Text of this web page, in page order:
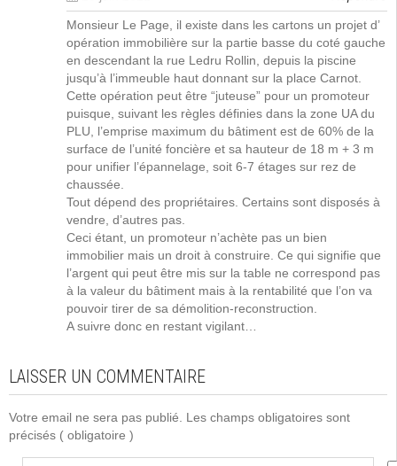
Monsieur Le Page, il existe dans les cartons un projet d’
opération immobilière sur la partie basse du coté gauche
en descendant la rue Ledru Rollin, depuis la piscine
jusqu’à l’immeuble haut donnant sur la place Carnot.
Cette opération peut être “juteuse” pour un promoteur
puisque, suivant les règles définies dans la zone UA du
PLU, l’emprise maximum du bâtiment est de 60% de la
surface de l’unité foncière et sa hauteur de 18 m + 3 m
pour unifier l’épannelage, soit 6-7 étages sur rez de
chaussée.
Tout dépend des propriétaires. Certains sont disposés à
vendre, d’autres pas.
Ceci étant, un promoteur n’achète pas un bien
immobilier mais un droit à construire. Ce qui signifie que
l’argent qui peut être mis sur la table ne correspond pas
à la valeur du bâtiment mais à la rentabilité que l’on va
pouvoir tirer de sa démolition-reconstruction.
A suivre donc en restant vigilant…
LAISSER UN COMMENTAIRE
Votre email ne sera pas publié. Les champs obligatoires sont
précisés ( obligatoire )